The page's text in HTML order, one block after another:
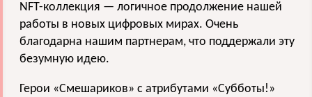
NFT-коллекция — логичное продолжение нашей
работы в новых цифровых мирах. Очень
благодарна нашим партнерам, что поддержали эту
безумную идею.
Герои «Смешариков» с атрибутами «Субботы!»